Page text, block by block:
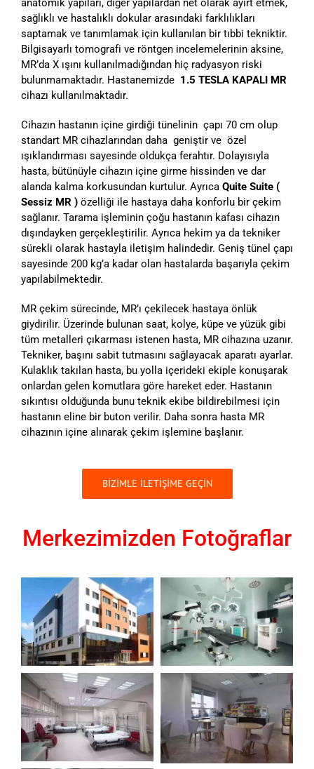
anatomik yapıları, diğer yapılardan net olarak ayırt etmek,
sağlıklı ve hastalıklı dokular arasındaki farklılıkları
saptamak ve tanımlamak için kullanılan bir tıbbi tekniktir.
Bilgisayarlı tomografi ve röntgen incelemelerinin aksine,
MR’da X ışını kullanılmadığından hiç radyasyon riski
bulunmamaktadır. Hastanemizde 1.5 TESLA KAPALI MR
cihazı kullanılmaktadır.
Cihazın hastanın içine girdiği tünelinin çapı 70 cm olup
standart MR cihazlarından daha geniştir ve özel
ışıklandırması sayesinde oldukça ferahtır. Dolayısıyla
hasta, bütünüyle cihazın içine girme hissinden ve dar
alanda kalma korkusundan kurtulur. Ayrıca Quite Suite (
Sessiz MR ) özelliği ile hastaya daha konforlu bir çekim
sağlanır. Tarama işleminin çoğu hastanın kafası cihazın
dışındayken gerçekleştirilir. Ayrıca hekim ya da tekniker
sürekli olarak hastayla iletişim halindedir. Geniş tünel çapı
sayesinde 200 kg’a kadar olan hastalarda başarıyla çekim
yapılabilmektedir.
MR çekim sürecinde, MR’ı çekilecek hastaya önlük
giydirilir. Üzerinde bulunan saat, kolye, küpe ve yüzük gibi
tüm metalleri çıkarması istenen hasta, MR cihazına uzanır.
Tekniker, başını sabit tutmasını sağlayacak aparatı ayarlar.
Kulaklık takılan hasta, bu yolla içerideki ekiple konuşarak
onlardan gelen komutlara göre hareket eder. Hastanın
sıkıntısı olduğunda bunu teknik ekibe bildirebilmesi için
hastanın eline bir buton verilir. Daha sonra hasta MR
cihazının içine alınarak çekim işlemine başlanır.
BİZİMLE İLETİŞİME GEÇİN
Merkezimizden Fotoğraflar